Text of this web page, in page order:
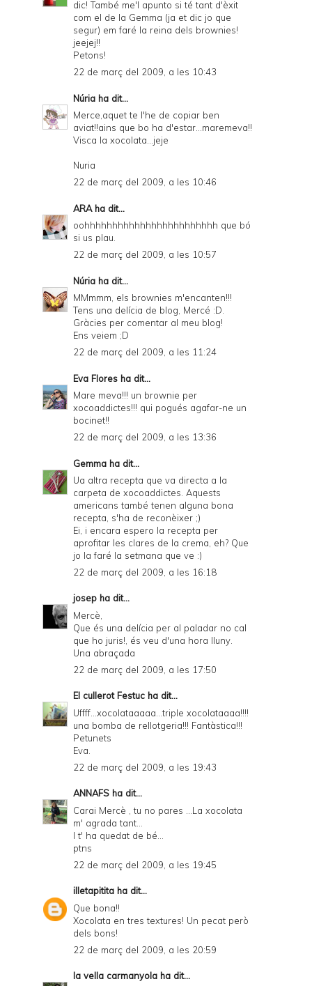
dic! També me'l apunto si té tant d'èxit
com el de la Gemma (ja et dic jo que
segur) em faré la reina dels brownies!
jeejej!!
Petons!
22 de març del 2009, a les 10:43
Núria ha dit...
Merce,aquet te l'he de copiar ben
aviat!!ains que bo ha d'estar...maremeva!!
Visca la xocolata...jeje
Nuria
22 de març del 2009, a les 10:46
ARAha dit...
oohhhhhhhhhhhhhhhhhhhhhhhh que bó
si us plau.
22 de març del 2009, a les 10:57
Núria ha dit...
MMmmm, els brownies m'encanten!!!
Tens una delícia de blog, Mercé :D.
Gràcies per comentar al meu blog!
Ens veiem ;D
22 de març del 2009, a les 11:24
Eva Flores ha dit...
Mare meva!!! un brownie per
xocoaddictes!!! qui pogués agafar-ne un
bocinet!!
22 de març del 2009, a les 13:36
Gemma ha dit...
Ua altra recepta que va directa a la
carpeta de xocoaddictes. Aquests
americans també tenen alguna bona
recepta, s'ha de reconèixer ;)
Ei, i encara espero la recepta per
aprofitar les clares de la crema, eh? Que
jo la faré la setmana que ve :)
22 de març del 2009, a les 16:18
josep ha dit...
Mercè,
Que és una delícia per al paladar no cal
que ho juris!, és veu d'una hora lluny.
Una abraçada
22 de març del 2009, a les 17:50
El cullerot Festuc ha dit...
Uffff...xocolataaaaa...triple xocolataaaa!!!!
una bomba de rellotgeria!!! Fantàstica!!!
Petunets
Eva.
22 de març del 2009, a les 19:43
ANNAFS ha dit...
Carai Mercè , tu no pares ...La xocolata
m' agrada tant...
I t' ha quedat de bé...
ptns
22 de març del 2009, a les 19:45
illetapitita ha dit...
Que bona!!
Xocolata en tres textures! Un pecat però
dels bons!
22 de març del 2009, a les 20:59
la vella carmanyola ha dit...